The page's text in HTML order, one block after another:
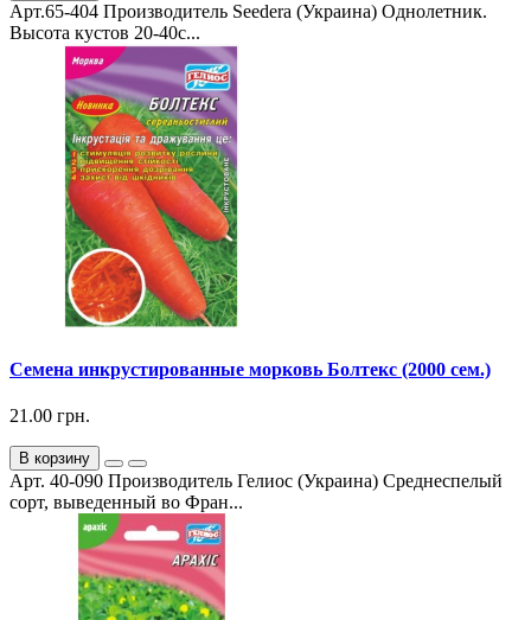
Арт.65-404 Производитель Seedera (Украина) Однолетник.
Высота кустов 20-40с...
Семена инкрустированные морковь Болтекс (2000 сем.)
21.00 грн.
В корзину
Арт. 40-090 Производитель Гелиос (Украина) Среднеспелый
сорт, выведенный во Фран...